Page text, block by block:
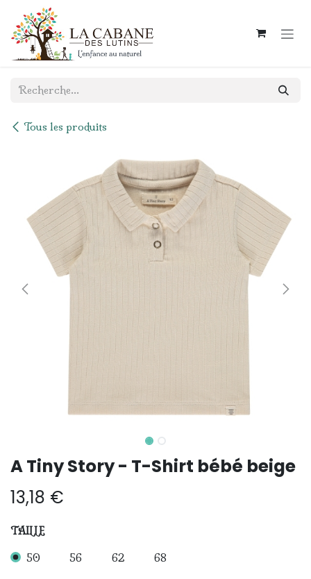
Se rendre au contenu
Tous les produits
A Tiny Story - T-Shirt bébé beige
13,18 €
TAILLE
50 56 62 68